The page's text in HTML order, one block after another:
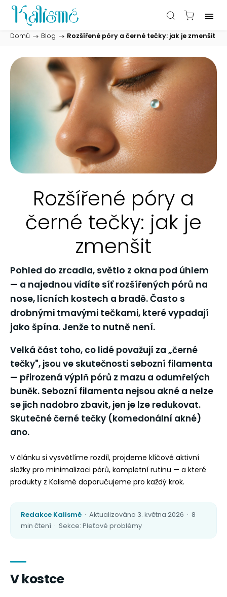
Domů / Blog / Rozšířené póry a černé tečky: jak je zmenšit
Rozšířené póry a
černé tečky: jak je
zmenšit
Pohled do zrcadla, světlo z okna pod úhlem
— a najednou vidíte síť rozšířených pórů na
nose, lícních kostech a bradě. Často s
drobnými tmavými tečkami, které vypadají
jako špína. Jenže to nutně není.
Velká část toho, co lidé považují za „černé
tečky", jsou ve skutečnosti sebozní filamenta
— přirozená výplň pórů z mazu a odumřelých
buněk. Sebozní filamenta nejsou akné a nelze
se jich nadobro zbavit, jen je lze redukovat.
Skutečné černé tečky (komedonální akné)
ano.
V článku si vysvětlíme rozdíl, projdeme klíčové aktivní
složky pro minimalizaci pórů, kompletní rutinu — a které
produkty z Kalismé doporučujeme pro každý krok.
Redakce Kalismé · Aktualizováno 3. května 2026 · 8
min čtení · Sekce: Pleťové problémy
V kostce